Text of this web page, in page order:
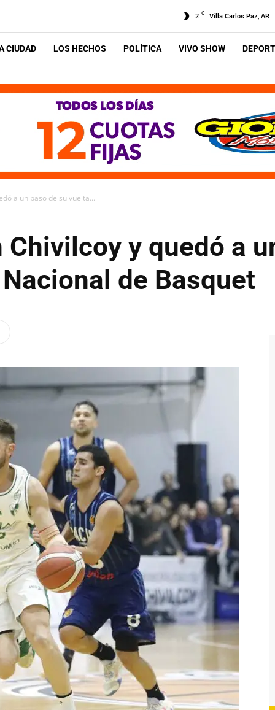
2 C Villa Carlos Paz, AR
CIUDAD LOS HECHOS POLÍTICA VIVO SHOW
a un paso de su vuelta...
y quedó a
de Basquet